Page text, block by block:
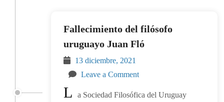
Fallecimiento del filósofo
uruguayo Juan Fló
13 diciembre, 2021
Leave a Comment
L
a Sociedad Filosófica del Uruguay